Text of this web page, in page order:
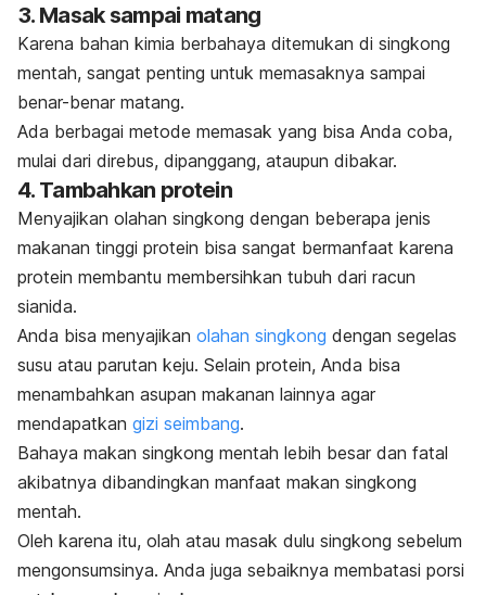
3. Masak sampai matang
Karena bahan kimia berbahaya ditemukan di singkong
mentah, sangat penting untuk memasaknya sampai
benar-benar matang.
Ada berbagai metode memasak yang bisa Anda coba,
mulai dari direbus, dipanggang, ataupun dibakar.
4. Tambahkan protein
Menyajikan olahan singkong dengan beberapa jenis
makanan tinggi protein bisa sangat bermanfaat karena
protein membantu membersihkan tubuh dari racun
sianida.
Anda bisa menyajikan olahan singkong dengan segelas
susu atau parutan keju. Selain protein, Anda bisa
menambahkan asupan makanan lainnya agar
mendapatkan gizi seimbang.
Bahaya makan singkong mentah lebih besar dan fatal
akibatnya dibandingkan manfaat makan singkong
mentah.
Oleh karena itu, olah atau masak dulu singkong sebelum
mengonsumsinya. Anda juga sebaiknya membatasi porsi